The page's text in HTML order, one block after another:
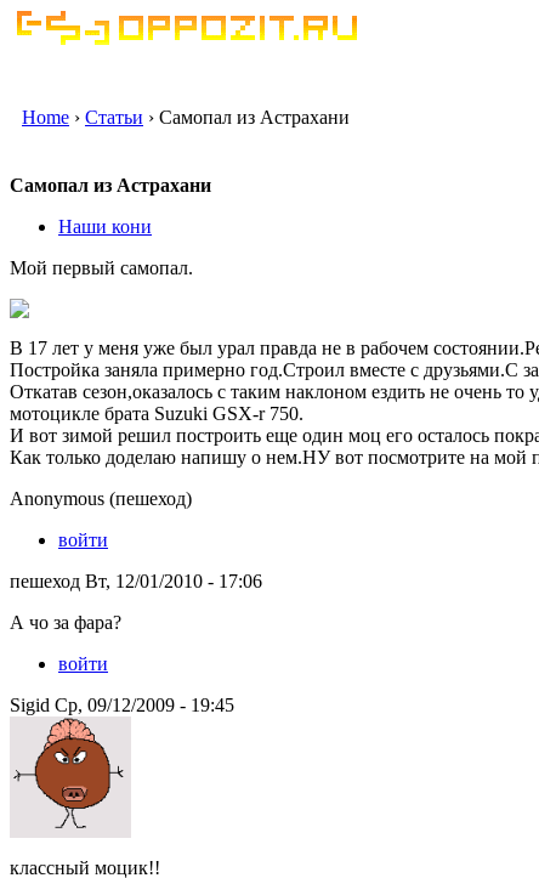
Home › Статьи › Самопал из Астрахани
Самопал из Астрахани
Наши кони
Мой первый самопал.
В 17 лет у меня уже был урал правда не в рабочем
Постройка заняла примерно год.Строил вместе с друзьями.С
Откатав сезон,оказалось с таким наклоном ездить не очень
мотоцикле брата Suzuki GSX-r 750.
И вот зимой решил построить еще один моц его осталось
Как только доделаю напишу о нем.НУ вот посмотрите на мой
Anonymous (пешеход)
войти
пешеход Вт, 12/01/2010 - 17:06
А чо за фара?
войти
Sigid Ср, 09/12/2009 - 19:45
классный моцик!!